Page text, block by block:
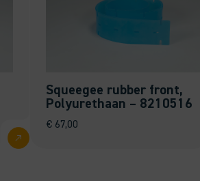
Squeegee rubber front,
Polyurethaan – 8210516
€ 67,00